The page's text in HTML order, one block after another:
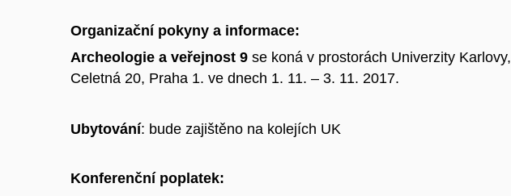
Organizační pokyny a informace:
Archeologie a veřejnost 9 se koná v prostorách Univerzity Karlovy,
Celetná 20, Praha 1. ve dnech 1. 11. – 3. 11. 2017.
Ubytování: bude zajištěno na kolejích UK
Konferenční poplatek: